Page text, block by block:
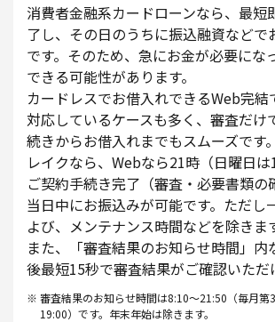
消費者金融系カードローンなら、最短
了し、その日のうちに振込融資などで
です。そのため、急にお金が必要にな
できる可能性があります。
カードレスでお借入れできるWeb完結
対応しているケースも多く、審査だけ
続きからお借入れまでもスムーズです。
レイクなら、Webなら21時（日曜日
ご契約手続き完了（審査・必要書類の
当日中にお振込みが可能です。ただし
よび、メンテナンス時間などを除きま
また、「審査結果のお知らせ時間」内
後最短15秒で審査結果がご確認いただ
審査結果のお知らせ時間は8:10～21:50（毎月第
19:00）です。年末年始は除きます。